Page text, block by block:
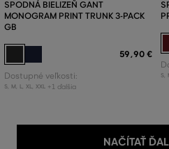
SPODNÁ BIELIZEŇ GANT
MONOGRAM PRINT TRUNK 3-PACK
GB
59,90 €
Dostupné veľkosti:
S, M L, XL, XXL +1 ďalšia
S,
NAČÍTAŤ